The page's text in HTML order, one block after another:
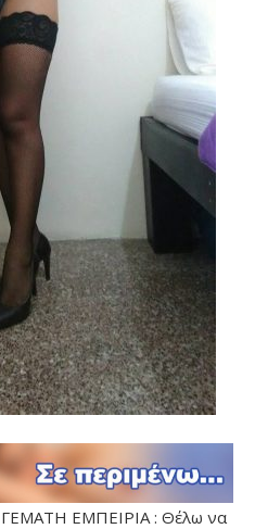
ΓΕΜΑΤΗ ΕΜΠΕΙΡΙΑ : Θέλω να